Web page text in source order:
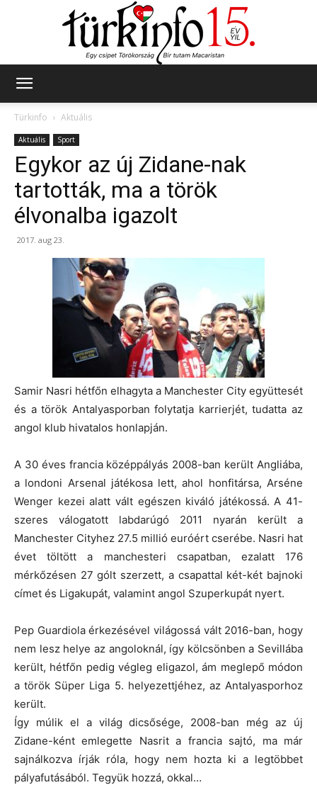
Türkinfo
Aktuális
Aktuális Sport
Egykor az új Zidane-nak
tartották, ma a török
élvonalba igazolt
2017. aug 23.
Samir Nasri hétfőn elhagyta a Manchester City együttesét
és a török Antalyasporban folytatja karrierjét, tudatta az
angol klub hivatalos honlapján.
A 30 éves francia középpályás 2008-ban került Angliába,
a londoni Arsenal játékosa lett, ahol honfitársa, Arséne
Wenger kezei alatt vált egészen kiváló játékossá. A 41-
szeres válogatott labdarúgó 2011 nyarán került a
Manchester Cityhez 27.5 millió euróért cserébe. Nasri hat
évet töltött a manchesteri csapatban, ezalatt 176
mérkőzésen 27 gólt szerzett, a csapattal két-két bajnoki
címet és Ligakupát, valamint angol Szuperkupát nyert.
Pep Guardiola érkezésével világossá vált 2016-ban, hogy
nem lesz helye az angoloknál, így kölcsönben a Sevillába
került, hétfőn pedig végleg eligazol, ám meglepő módon
a török Süper Liga 5. helyezettjéhez, az Antalyasporhoz
került.
Így múlik el a világ dicsősége, 2008-ban még az új
Zidane-ként emlegette Nasrit a francia sajtó, ma már
sajnálkozva írják róla, hogy nem hozta ki a legtöbbet
pályafutásából. Tegyük hozzá, okkal…